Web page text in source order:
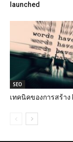
launched
SEO
เทคนิคของการสร้าง